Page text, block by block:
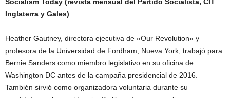
Inglaterra y Gales)
Heather Gautney, directora ejecutiva de «Our Revolution» y
profesora de la Universidad de Fordham, Nueva York, trabajó para
Bernie Sanders como miembro legislativo en su oficina de
Washington DC antes de la campaña presidencial de 2016.
También sirvió como organizadora voluntaria durante su